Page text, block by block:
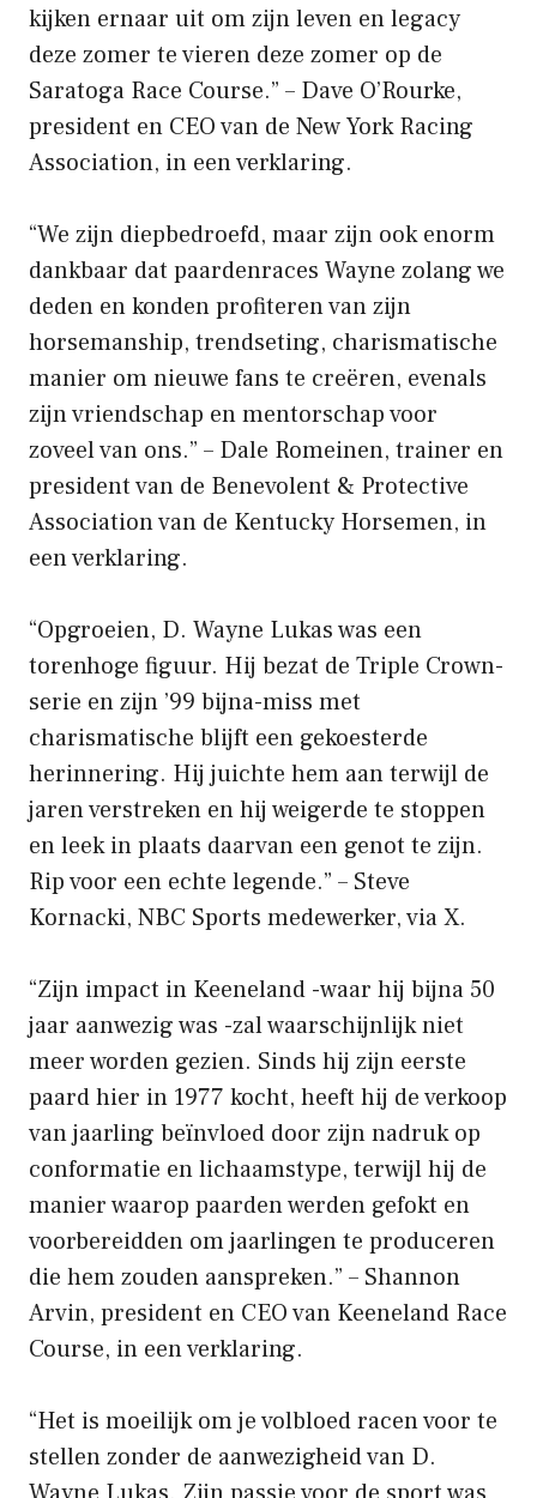
kijken ernaar uit om zijn leven en legacy
deze zomer te vieren deze zomer op de
Saratoga Race Course.” – Dave O’Rourke,
president en CEO van de New York Racing
Association, in een verklaring.
“We zijn diepbedroefd, maar zijn ook enorm
dankbaar dat paardenraces Wayne zolang we
deden en konden profiteren van zijn
horsemanship, trendseting, charismatische
manier om nieuwe fans te creëren, evenals
zijn vriendschap en mentorschap voor
zoveel van ons.” – Dale Romeinen, trainer en
president van de Benevolent & Protective
Association van de Kentucky Horsemen, in
een verklaring.
“Opgroeien, D. Wayne Lukas was een
torenhoge figuur. Hij bezat de Triple Crown-
serie en zijn ’99 bijna-miss met
charismatische blijft een gekoesterde
herinnering. Hij juichte hem aan terwijl de
jaren verstreken en hij weigerde te stoppen
en leek in plaats daarvan een genot te zijn.
Rip voor een echte legende.” – Steve
Kornacki, NBC Sports medewerker, via X.
“Zijn impact in Keeneland -waar hij bijna 50
jaar aanwezig was -zal waarschijnlijk niet
meer worden gezien. Sinds hij zijn eerste
paard hier in 1977 kocht, heeft hij de verkoop
van jaarling beïnvloed door zijn nadruk op
conformatie en lichaamstype, terwijl hij de
manier waarop paarden werden gefokt en
voorbereidden om jaarlingen te produceren
die hem zouden aanspreken.” – Shannon
Arvin, president en CEO van Keeneland Race
Course, in een verklaring.
“Het is moeilijk om je volbloed racen voor te
stellen zonder de aanwezigheid van D.